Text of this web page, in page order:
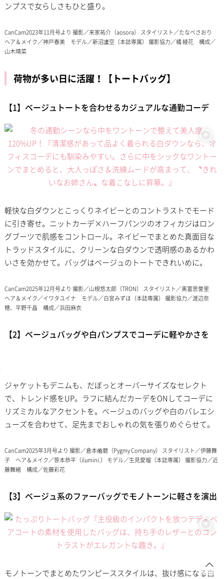
ンプスで女らしさもひと盛り。
CanCam2023年11月号より 撮影／来家祐介（aosora） スタイリスト／たなべさおり
ヘア＆メイク／神戸春美 モデル／新沼凛空（本誌専属） 撮影協力／橘 綾花 構成／
山木晴菜
荷物が多い日に活躍！【トートバッグ】
【1】ベージュトートを合わせるカジュアルな通勤コーデ
軽快な白ダウンとこっくりネイビーとのコントラストでモード
に引き寄せ。ニットカーデ×ハーフパンツのオフィカジはロン
グブーツで肌感をコントロール。ネイビーでまとめた真面目な
トラッドスタイルに、クリーンな白ダウンで透明感のあるかわ
いさを効かせて。バッグはベージュのトートできれいめに。
CanCam2025年12月号より 撮影／山根悠太郎（TRON） スタイリスト／奥富思誉里
ヘア＆メイク／イワタユイナ モデル／白宮みずほ（本誌専属） 撮影協力／渡辺奈
穂、平野千晶 構成／浜田麻衣
【2】ベージュバッグや白パンプスでコーデに軽やかさを
ジャケットもデニムも、だぼっとオーバーサイズなセレクト
で、トレンド感をUP。ラフに結んだカーデをONしてコーデに
リズミカルなアクセントを。ベージュのバッグや白のバレエシ
ューズを合わせて、足先までおしゃれの気を張りめぐらせて。
CanCam2025年3月号より 撮影／倉本侑磨（Pygmy Company） スタイリスト／伊藤舞
子 ヘア＆メイク／笹本恭平（ilumini.） モデル／生見愛瑠（本誌専属） 撮影協力／近
藤舞緒 構成／佐藤彩花
【3】ベージュ系のファーバッグでモノトーンに軽さを演出
モノトーンでまとめたワンピーススタイルは、抜け感になる白